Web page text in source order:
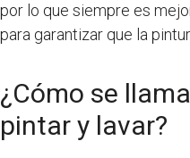
por lo que siempre es
para garantizar que la
¿Cómo se
pintar y lavar?